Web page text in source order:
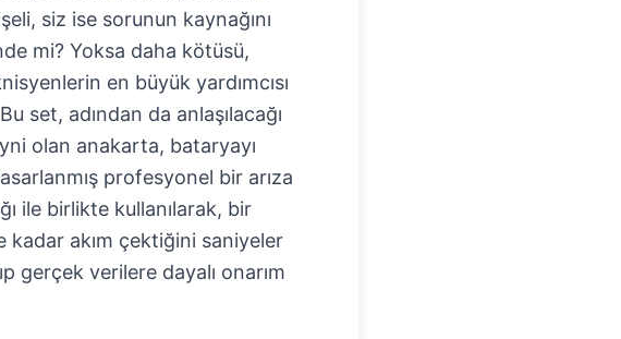
siz ise sorunun kaynağını
mi? Yoksa daha kötüsü,
en büyük yardımcısı
set, adından da anlaşılacağı
olan anakarta, bataryayı
profesyonel bir arıza
ile birlikte kullanılarak, bir
kadar akım çektiğini saniyeler
gerçek verilere dayalı onarım